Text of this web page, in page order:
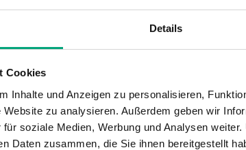
Details
Cookies
Inhalte und Anzeigen zu personalisieren,
zu analysieren. Außerdem geben wir
soziale Medien, Werbung und Analysen
Daten zusammen, die Sie ihnen bereitgestellt
Automatisch
Extern